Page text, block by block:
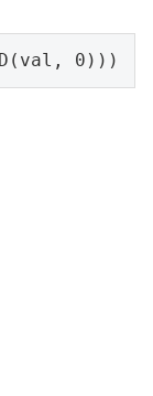
0)))